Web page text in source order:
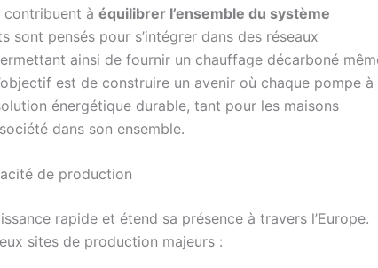
à équilibrer l’ensemble du système
sont pensés pour s’intégrer dans des réseaux
ainsi de fournir un chauffage décarboné
est de construire un avenir où chaque pompe à
énergétique durable, tant pour les maisons
dans son ensemble.
de production
rapide et étend sa présence à travers l’Europe.
sites de production majeurs :